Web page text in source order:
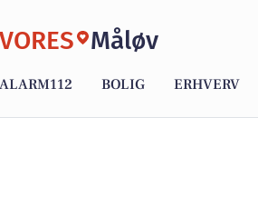
VORES Måløv
ALARM112 BOLIG ERHVERV